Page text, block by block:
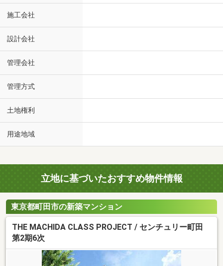
施工会社
設計会社
管理会社
管理方式
土地権利
用途地域
立地に基づいたおすすめ物件情報
東京都町田市の新築マンション
THE MACHIDA CLASS PROJECT / センチュリー町田
第2期6次